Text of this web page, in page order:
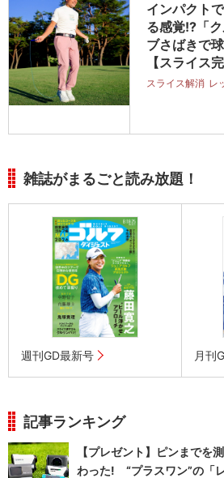
インパクト
る感覚!?「
ブさばきで
【スライス
スライス解消 レ
雑誌がまるごと読み放題！
週刊GD最新号 月刊
記事ランキング
【プレゼント】ピンまでを
わった! “プラスワン”の「